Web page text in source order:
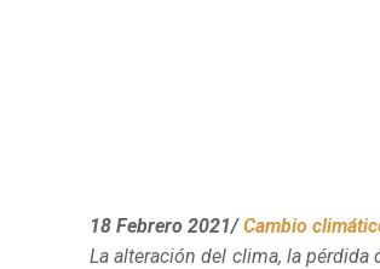
18 Febrero 2021/Cambio
La alteración del clima, la